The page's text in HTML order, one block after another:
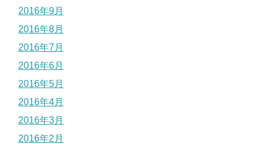
2016年9月
2016年8月
2016年7月
2016年6月
2016年5月
2016年4月
2016年3月
2016年2月